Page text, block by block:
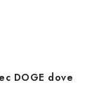
DOGE dove